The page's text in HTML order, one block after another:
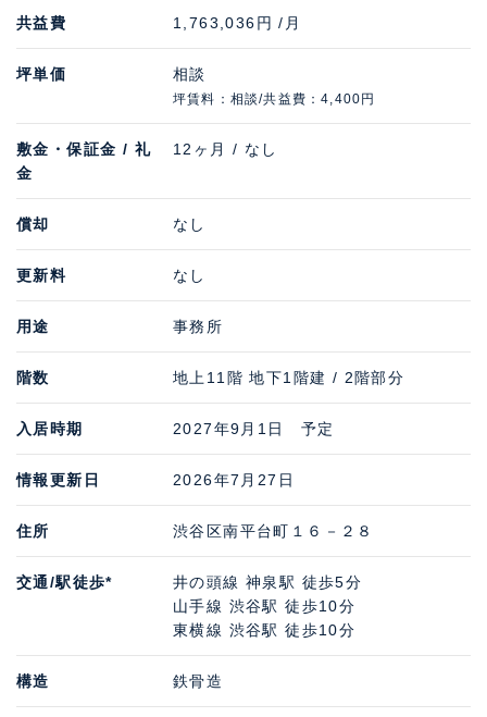
共益費 1,763,036円 /月
坪単価 相談
坪賃料：相談/共益費：4,400円
敷金・保証金 / 礼
金
12ヶ月 / なし
償却 なし
更新料 なし
用途 事務所
階数 地上11階 地下1階建 / 2階部分
入居時期 2027年9月1日 予定
情報更新日 2026年7月27日
住所 渋谷区南平台町１６－２８
交通/駅徒歩*
井の頭線 神泉駅 徒歩5分
山手線 渋谷駅 徒歩10分
東横線 渋谷駅 徒歩10分
構造 鉄骨造